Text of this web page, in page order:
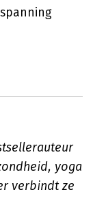
yoga
verbindt ze